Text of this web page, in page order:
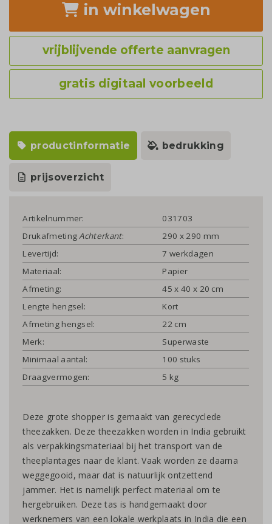
in winkelwagen
vrijblijvende offerte aanvragen
gratis digitaal voorbeeld
productinformatie bedrukking
prijsoverzicht
Artikelnummer:
031703
DrukafmetingAchterkant:
290 x 290 mm
Levertijd:
7 werkdagen
Materiaal:
Papier
Afmeting:
45 x 40 x 20 cm
Lengte hengsel:
Kort
Afmeting hengsel:
22 cm
Merk:
Superwaste
Minimaal aantal:
100 stuks
Draagvermogen:
5 kg
Deze grote shopper is gemaakt van gerecyclede
theezakken. Deze theezakken worden in India gebruikt
als verpakkingsmateriaal bij het transport van de
theeplantages naar de klant. Vaak worden ze daarna
weggegooid, maar dat is natuurlijk ontzettend
jammer. Het is namelijk perfect materiaal om te
hergebruiken. Deze tas is handgemaakt door
werknemers van een lokale werkplaats in India die een